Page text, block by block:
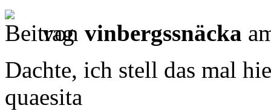
von vinbergssnäcka
Dachte, ich stell das mal
quaesita